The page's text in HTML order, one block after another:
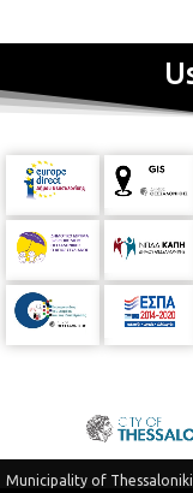
Municipality of